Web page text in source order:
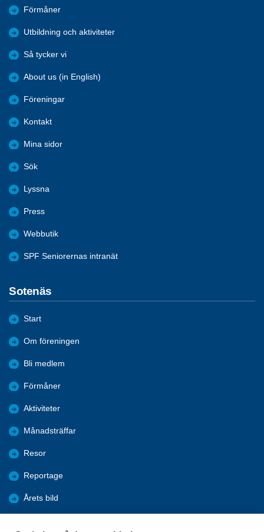
Förmåner
Utbildning och aktiviteter
Så tycker vi
About us (in English)
Föreningar
Kontakt
Mina sidor
Sök
Lyssna
Press
Webbutik
SPF Seniorernas intranät
Sotenäs
Start
Om föreningen
Bli medlem
Förmåner
Aktiviteter
Månadsträffar
Resor
Reportage
Årets bild